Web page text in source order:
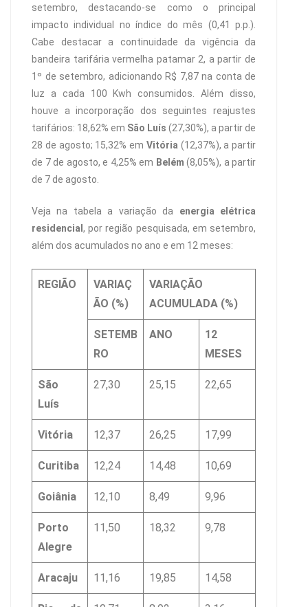
setembro, destacando-se como o principal
impacto individual no índice do mês (0,41 p.p.).
Cabe destacar a continuidade da vigência da
bandeira tarifária vermelha patamar 2, a partir de
1º de setembro, adicionando R$ 7,87 na conta de
luz a cada 100 Kwh consumidos. Além disso,
houve a incorporação dos seguintes reajustes
tarifários: 18,62% em São Luís (27,30%), a partir de
28 de agosto; 15,32% em Vitória (12,37%), a partir
de 7 de agosto, e 4,25% em Belém (8,05%), a partir
de 7 de agosto.
Veja na tabela a variação da energia elétrica
residencial , por região pesquisada, em setembro,
além dos acumulados no ano e em 12 meses:
REGIÃO
VARIAÇ
ÃO (%)
VARIAÇÃO
ACUMULADA (%)
SETEMB
RO
ANO
12
MESES
São
Luís
27,30 25,15 22,65
Vitória 12,37 26,25 17,99
Curitiba 12,24 14,48 10,69
Goiânia 12,10 8,49 9,96
Porto
Alegre
11,50 18,32 9,78
Aracaju 11,16 19,85 14,58